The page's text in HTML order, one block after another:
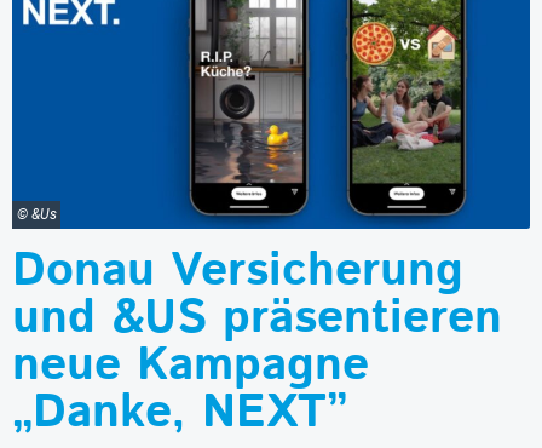
© &Us
Donau Versicherung
und &US präsentieren
neue Kampagne
„Danke, NEXT”